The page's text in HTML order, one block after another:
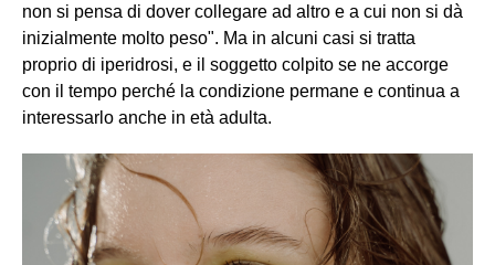
non si pensa di dover collegare ad altro e a cui non si dà
inizialmente molto peso". Ma in alcuni casi si tratta
proprio di iperidrosi, e il soggetto colpito se ne accorge
con il tempo perché la condizione permane e continua a
interessarlo anche in età adulta.